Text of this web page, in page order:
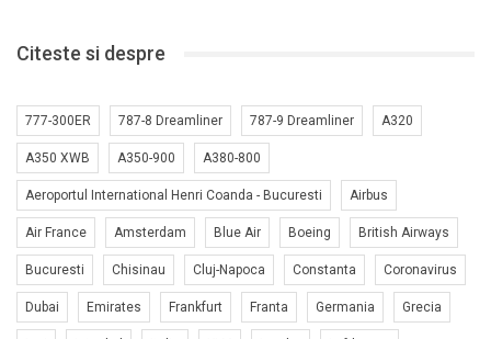
Citeste si despre
777-300ER 787-8 Dreamliner 787-9 Dreamliner A320
A350 XWB A350-900 A380-800
Aeroportul International Henri Coanda - Bucuresti Airbus
Air France Amsterdam Blue Air Boeing British Airways
Bucuresti Chisinau Cluj-Napoca Constanta Coronavirus
Dubai Emirates Frankfurt Franta Germania Grecia